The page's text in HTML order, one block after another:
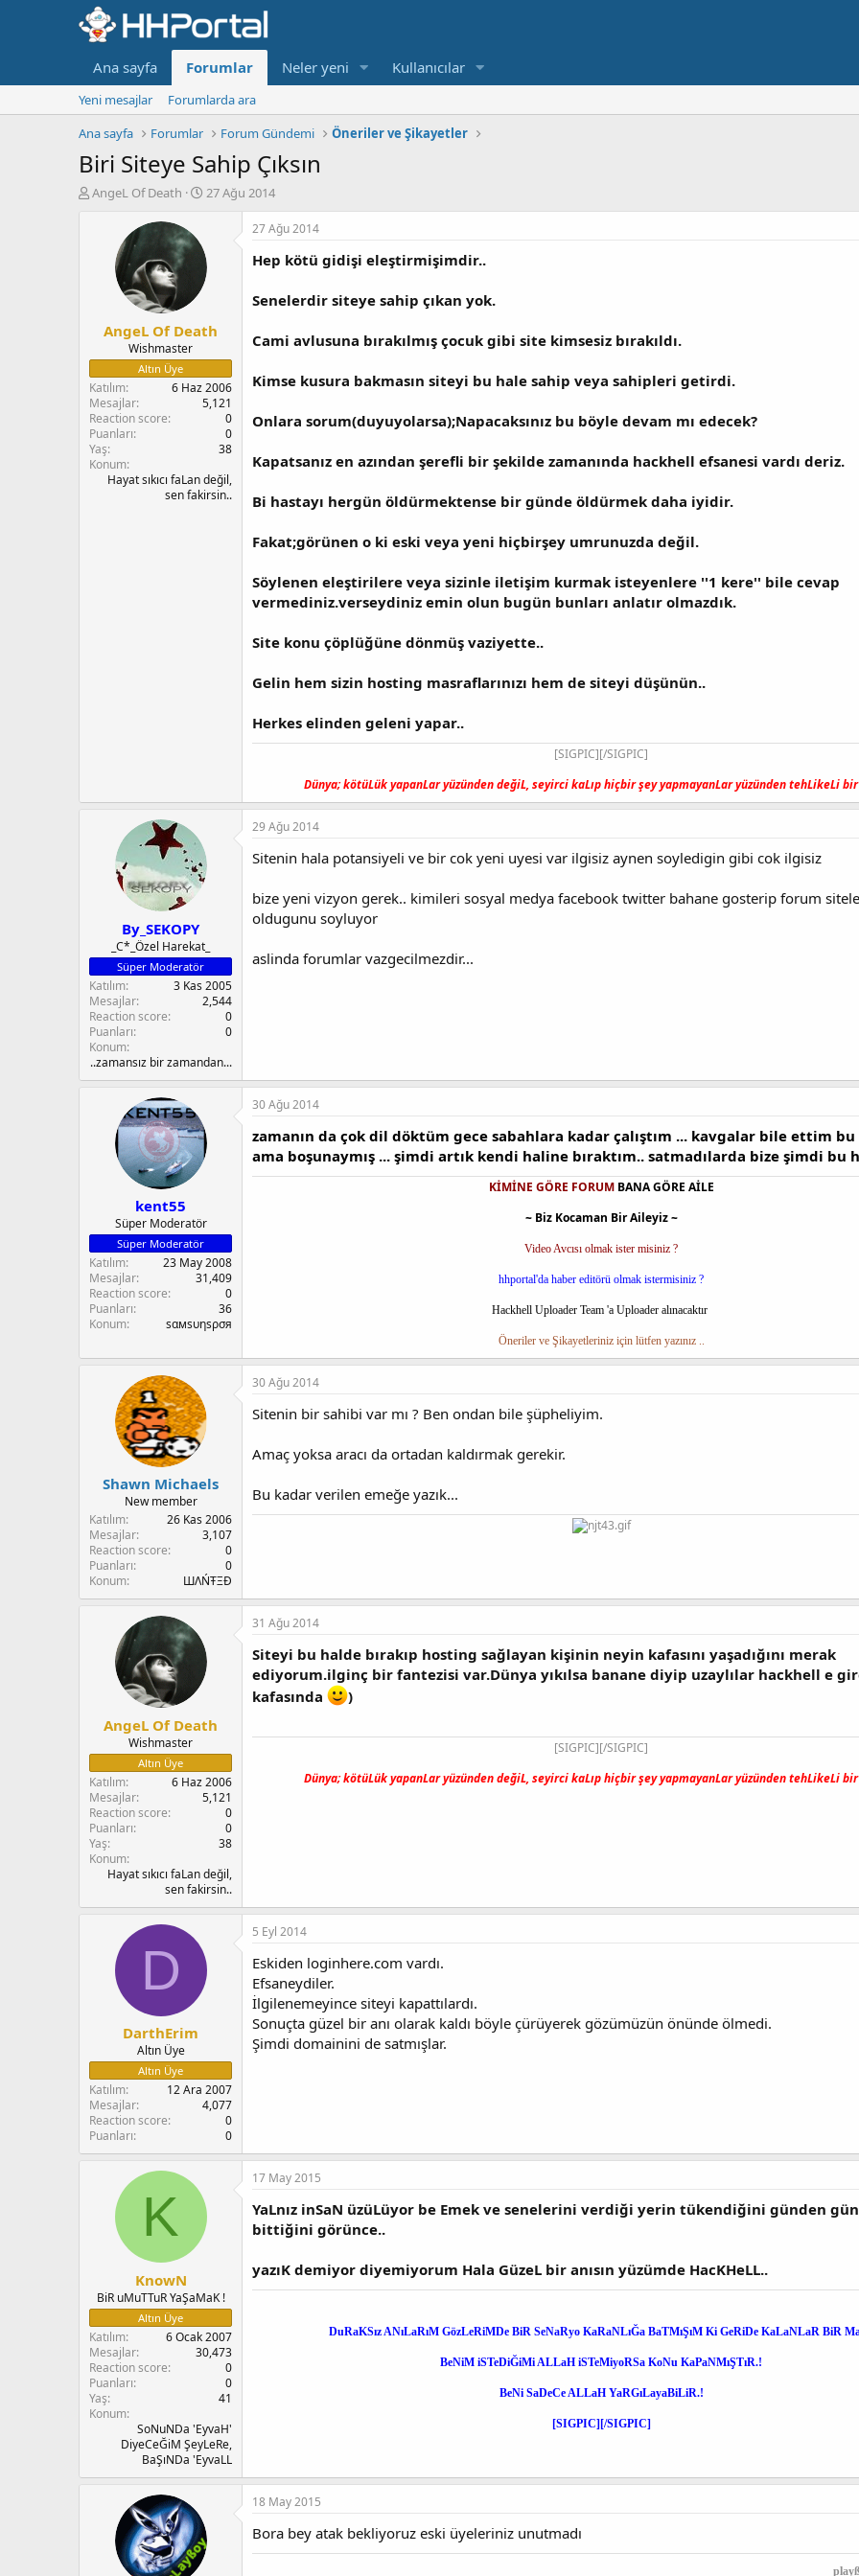
Ana sayfa Forumlar Neler yeni Kullanıcılar
Yeni mesajlar
Forumlarda ara
Ana sayfa
Forumlar Forum Gündemi Öneriler ve Şikayetler
Biri Siteye Sahip Çıksın
K
l
a
t
a
n
AngeL Of Death
B
a
n
ç
a
r
i
27 Ağu 2014
AngeL Of Death
Wishmaster
Altın Üye
Katılım
6 Haz 2006
Mesajlar
5,121
Reaction score
0
Puanları
0
Yaş
38
Konum
Hayat sıkıcı faLan değil,
sen fakirsin..
27 Ağu 2014
Hep kötü gidişi eleştirmişimdir..
Senelerdir siteye sahip çıkan yok.
Cami avlusuna bırakılmış çocuk gibi site kimsesiz bırakıldı.
Kimse kusura bakmasın siteyi bu hale sahip veya sahipleri getirdi.
Onlara sorum(duyuyolarsa);Napacaksınız bu böyle devam mı edecek?
Kapatsanız en azından şerefli bir şekilde zamanında hackhell efsanesi vardı deriz.
Bi hastayı hergün öldürmektense bir günde öldürmek daha iyidir.
Fakat;görünen o ki eski veya yeni hiçbirşey umrunuzda değil.
Söylenen eleştirilere veya sizinle iletişim kurmak isteyenlere ''1 kere'' bile cevap
vermediniz.verseydiniz emin olun bugün bunları anlatır olmazdık.
Site konu çöplüğüne dönmüş vaziyette..
Gelin hem sizin hosting masraflarınızı hem de siteyi düşünün..
Herkes elinden geleni yapar..
[SIGPIC][/SIGPIC]
Dünya; kötüLük yapanLar yüzünden değiL, seyirci kaLıp hiçbir şey yapmayanLar yüzünden tehLikeLi
By_SEKOPY
_C*_Özel Harekat_
Süper Moderatör
Katılım
3 Kas 2005
Mesajlar
2,544
Reaction score
0
Puanları
0
Konum
..zamansız bir zamandan...
29 Ağu 2014
Sitenin hala potansiyeli ve bir cok yeni uyesi var ilgisiz aynen soyledigin gibi cok ilgisiz
bize yeni vizyon gerek.. kimileri sosyal medya facebook twitter bahane gosterip forum
oldugunu soyluyor
aslinda forumlar vazgecilmezdir...
kent55
Süper Moderatör
Süper Moderatör
Katılım
23 May 2008
Mesajlar
31,409
Reaction score
0
Puanları
36
Konum
ѕαмѕυηѕρσя
30 Ağu 2014
zamanın da çok dil döktüm gece sabahlara kadar çalıştım ... kavgalar bile ettim
ama boşunaymış ... şimdi artık kendi haline bıraktım.. satmadılarda bize şimdi bu
KİMİNE GÖRE FORUM BANA GÖRE AİLE
~ Biz Kocaman Bir Aileyiz ~
Video Avcısı olmak ister misiniz ?
hhportal'da haber editörü olmak istermisiniz ?
Hackhell Uploader Team 'a Uploader alınacaktır
Öneriler ve Şikayetleriniz için lütfen yazınız ..
Shawn Michaels
New member
Katılım
26 Kas 2006
Mesajlar
3,107
Reaction score
0
Puanları
0
Konum
ШΛŃŦΞĐ
30 Ağu 2014
Sitenin bir sahibi var mı ? Ben ondan bile şüpheliyim.
Amaç yoksa aracı da ortadan kaldırmak gerekir.
Bu kadar verilen emeğe yazık...
AngeL Of Death
Wishmaster
Altın Üye
Katılım
6 Haz 2006
Mesajlar
5,121
Reaction score
0
Puanları
0
Yaş
38
Konum
Hayat sıkıcı faLan değil,
sen fakirsin..
31 Ağu 2014
Siteyi bu halde bırakıp hosting sağlayan kişinin neyin kafasını yaşadığını merak
ediyorum.ilginç bir fantezisi var.Dünya yıkılsa banane diyip uzaylılar hackhell e
kafasında
)
[SIGPIC][/SIGPIC]
Dünya; kötüLük yapanLar yüzünden değiL, seyirci kaLıp hiçbir şey yapmayanLar yüzünden tehLikeLi
D
DarthErim
Altın Üye
Altın Üye
Katılım
12 Ara 2007
Mesajlar
4,077
Reaction score
0
Puanları
0
5 Eyl 2014
Eskiden loginhere.com vardı.
Efsaneydiler.
İlgilenemeyince siteyi kapattılardı.
Sonuçta güzel bir anı olarak kaldı böyle çürüyerek gözümüzün önünde ölmedi.
Şimdi domainini de satmışlar.
K
KnowN
BiR uMuTTuR YaŞaMaK !
Altın Üye
Katılım
6 Ocak 2007
Mesajlar
30,473
Reaction score
0
Puanları
0
Yaş
41
Konum
SoNuNDa 'EyvaH'
DiyeCeĞiM ŞeyLeRe,
BaŞıNDa 'EyvaLL
17 May 2015
YaLnız inSaN üzüLüyor be Emek ve senelerini verdiği yerin tükendiğini günden
bittiğini görünce..
yazıK demiyor diyemiyorum Hala GüzeL bir anısın yüzümde HacKHeLL..
DuRaKSız ANıLaRıM GözLeRiMDe BiR SeNaRyo KaRaNLıĞa BaTMıŞıM Ki GeRiDe KaLaNLaR BiR
BeNiM iSTeDiĞiMi ALLaH iSTeMiyoRSa KoNu KaPaNMıŞTıR.!
BeNi SaDeCe ALLaH YaRGıLayaBiLiR.!
[SIGPIC][/SIGPIC]
18 May 2015
Bora bey atak bekliyoruz eski üyeleriniz unutmadı